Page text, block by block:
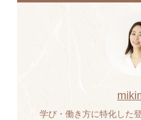
学び・働き方に特化した